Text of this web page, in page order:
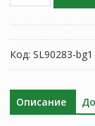
BT-
600
GTS-
Код: SL90283-bg1
Описание